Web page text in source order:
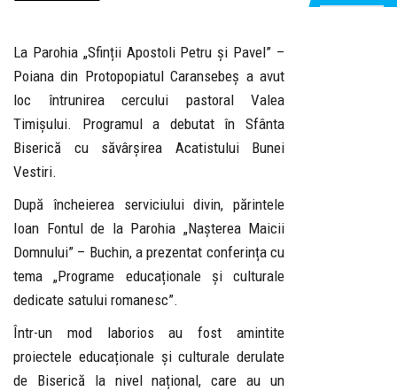
La Parohia „Sfinții Apostoli Petru și Pavel” –
Poiana din Protopopiatul Caransebeș a avut
loc întrunirea cercului pastoral Valea
Timișului. Programul a debutat în Sfânta
Biserică cu săvârșirea Acatistului Bunei
Vestiri.
După încheierea serviciului divin, părintele
Ioan Fontul de la Parohia „Nașterea Maicii
Domnului” – Buchin, a prezentat conferința cu
tema „Programe educaționale și culturale
dedicate satului romanesc”.
Într-un mod laborios au fost amintite
proiectele educaționale și culturale derulate
de Biserică la nivel național, care au un